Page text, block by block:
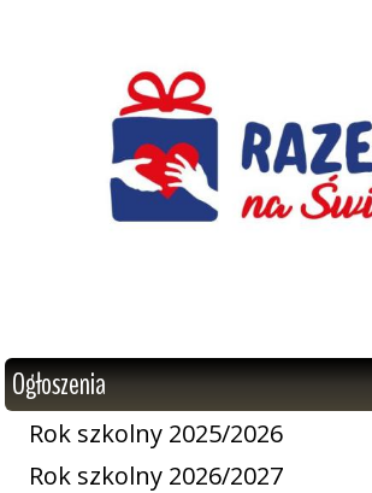
Ogłoszenia
Rok szkolny 2025/2026
Rok szkolny 2026/2027